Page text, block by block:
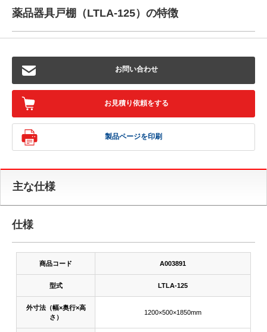
薬品器具戸棚（LTLA-125）の特徴
お問い合わせ
お見積り依頼をする
製品ページを印刷
主な仕様
仕様
商品コード A003891
型式 LTLA-125
外寸法（幅×奥行×高
さ）
1200×500×1850mm